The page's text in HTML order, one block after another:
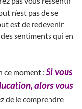
n’est pas de se
est de redevenir
sentiments qui en
ce moment : Si vous
alors vous
de le comprendre